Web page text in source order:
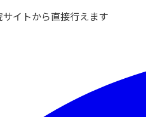
イトから直接行えます